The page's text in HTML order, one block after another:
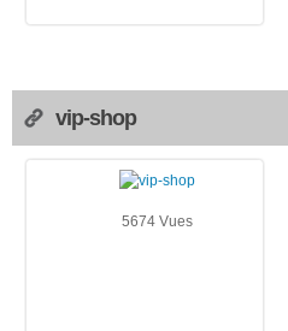
vip-shop
5674 Vues